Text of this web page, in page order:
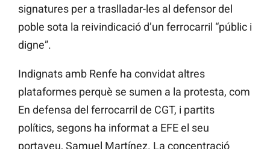
signatures per a traslladar-les al defensor del
poble sota la reivindicació d’un ferrocarril “públic i
digne”.
Indignats amb Renfe ha convidat altres
plataformes perquè se sumen a la protesta, com
En defensa del ferrocarril de CGT, i partits
polítics, segons ha informat a EFE el seu
portaveu, Samuel Martínez. La concentració